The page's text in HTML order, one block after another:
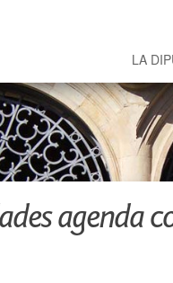
LA
agenda